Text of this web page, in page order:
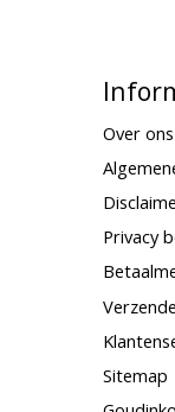
Over ons
Privacy
Sitemap